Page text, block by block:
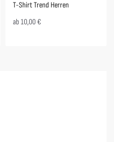
T-Shirt Trend Herren
ab 10,00 €